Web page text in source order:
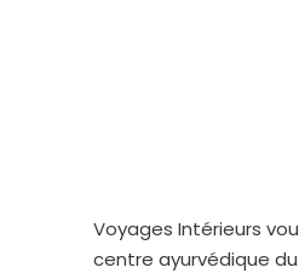
Voyages Intérieurs
centre ayurvédique